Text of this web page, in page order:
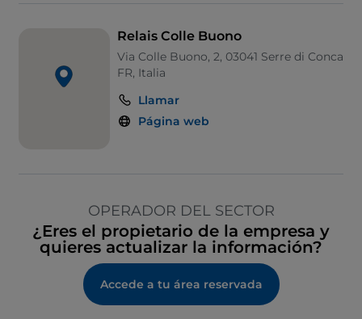
Relais Colle Buono
Via Colle Buono, 2, 03041 Serre di Conca
FR, Italia
Llamar
Página web
OPERADOR DEL SECTOR
¿Eres el propietario de la empresa y
quieres actualizar la información?
Accede a tu área reservada